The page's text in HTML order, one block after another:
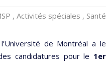
, Activités spéciales , Santé
de Montréal a le
candidatures pour le 1er